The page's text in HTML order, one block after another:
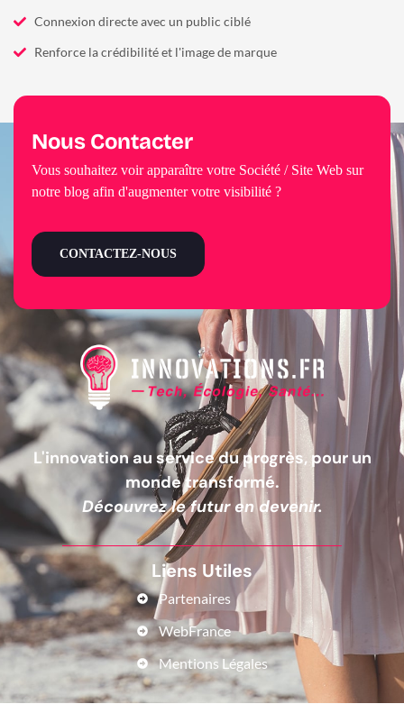
Connexion directe avec un public ciblé
Renforce la crédibilité et l'image de marque
L'innovation au service du progrès, pour un
monde transformé.
Découvrez le futur en devenir.
Liens Utiles
Partenaires
WebFrance
Mentions Légales
Nous Contacter
Vous souhaitez voir apparaître votre Société / Site Web sur
notre blog afin d'augmenter votre visibilité ?
CONTACTEZ-NOUS